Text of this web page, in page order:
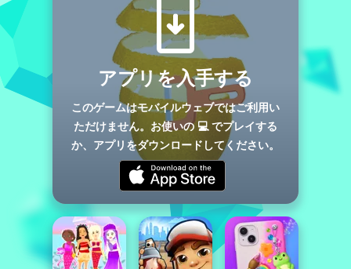
アプリを入手する
このゲームはモバイルウェブではご利用い
ただけません。お使いの 💻 でプレイする
か、アプリをダウンロードしてください。